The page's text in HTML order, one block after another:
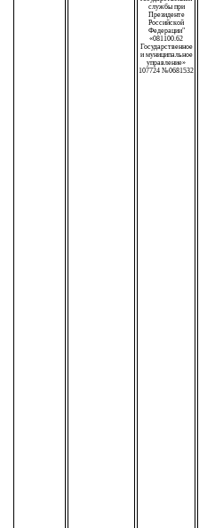
службы при
Президенте
Российской
Федерации"
«081100.62
Государственное
и муниципальное
управление»
107724 №0681532